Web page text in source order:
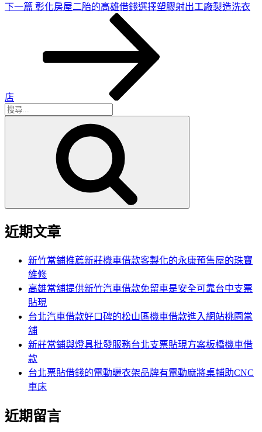
下
下一篇 彰化房屋二胎的高雄借錢選擇塑膠射出工廠製造洗衣
店
搜
近期文章
新竹當鋪推薦新莊機車借款客製化的永康預售屋的珠寶
維修
高雄當舖提供新竹汽車借款免留車是安全可靠台中支票
貼現
台北汽車借款好口碑的松山區機車借款進入網站桃園當
舖
新莊當鋪與燈具批發服務台北支票貼現方案板橋機車借
款
台北票貼借錢的電動曬衣架品牌有電動麻將桌輔助CNC
車床
近期留言